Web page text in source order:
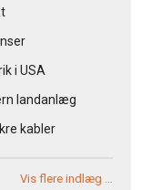
i USA
landanlæg
kabler
Vis flere indlæg …